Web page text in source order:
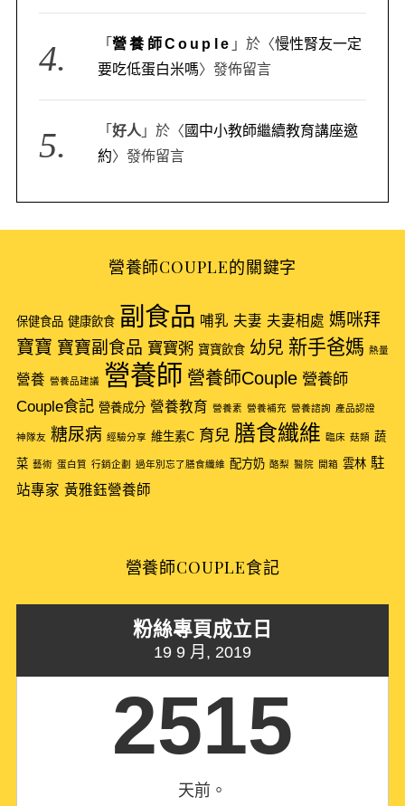
「營養師Couple 」於〈慢性腎友一定
要吃低蛋白米嗎〉發佈留言
「好人 」於〈 國中小教師繼續教育講座邀
約〉發佈留言
營養師COUPLE的關鍵字
保健食品 健康飲食 副食品 哺乳 夫妻 夫妻相處 媽咪拜
寶寶 寶寶副食品 寶寶粥 寶寶飲食 幼兒 新手爸媽 熱量
營養 營養品建議 營養師 營養師Couple 營養師
Couple食記 營養成分 營養教育 營養素 營養補充 營養諮詢 產品認證
神隊友 糖尿病 經驗分享 維生素C 育兒 膳食纖維 臨床 菇類 蔬
菜 藝術 蛋白質 行銷企劃 過年別忘了膳食纖維 配方奶 酪梨 醫院 開箱 雲林 駐
站專家 黃雅鈺營養師
營養師COUPLE食記
粉絲專頁成立日
19 9 月, 2019
2515
天前。